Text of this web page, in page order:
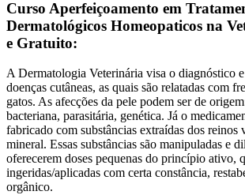
Curso Aperfeiçoamento em
Dermatológicos Homeopaticos na
e Gratuito:
A Dermatologia Veterinária visa o diagnóstico
doenças cutâneas, as quais são relatadas com
gatos. As afecções da pele podem ser de
bacteriana, parasitária, genética. Já o
fabricado com substâncias extraídas dos reinos
mineral. Essas substâncias são manipuladas e
oferecerem doses pequenas do princípio ativo,
ingeridas/aplicadas com certa constância,
orgânico.